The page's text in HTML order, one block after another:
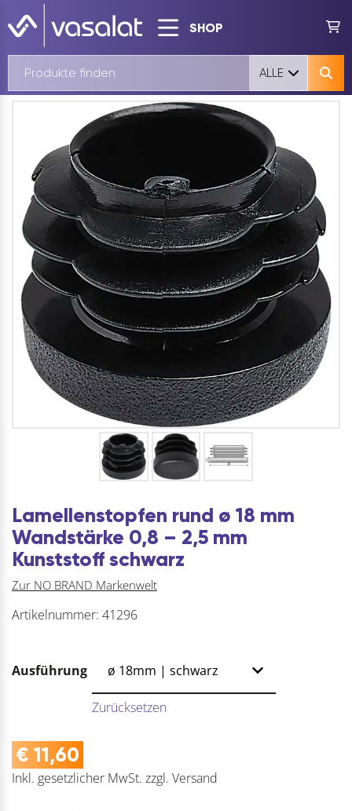
SHOP
ALLE
Lamellenstopfen rund ø 18 mm
Wandstärke 0,8 – 2,5 mm
Kunststoff schwarz
Zur NO BRAND Markenwelt
Artikelnummer: 41296
Ausführung
Zurücksetzen
€ 11,60
Inkl. gesetzlicher MwSt. zzgl. Versand